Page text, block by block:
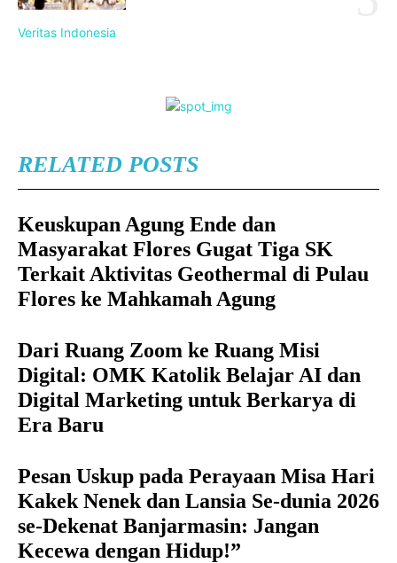
Veritas Indonesia
RELATED POSTS
Keuskupan Agung Ende dan
Masyarakat Flores Gugat Tiga SK
Terkait Aktivitas Geothermal di Pulau
Flores ke Mahkamah Agung
Dari Ruang Zoom ke Ruang Misi
Digital: OMK Katolik Belajar AI dan
Digital Marketing untuk Berkarya di
Era Baru
Pesan Uskup pada Perayaan Misa Hari
Kakek Nenek dan Lansia Se-dunia 2026
se-Dekenat Banjarmasin: Jangan
Kecewa dengan Hidup!”